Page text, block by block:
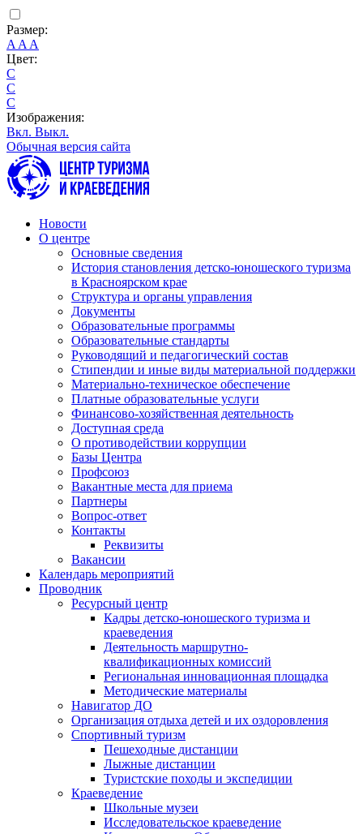
Размер:
A A A
Цвет:
C
C
C
Изображения:
Вкл. Выкл.
Обычная версия сайта
Новости
О центре
Основные сведения
История становления детско-юношеского туризма
в Красноярском крае
Структура и органы управления
Документы
Образовательные программы
Образовательные стандарты
Руководящий и педагогический состав
Стипендии и иные виды материальной поддержки
Материально-техническое обеспечение
Платные образовательные услуги
Финансово-хозяйственная деятельность
Доступная среда
О противодействии коррупции
Базы Центра
Профсоюз
Вакантные места для приема
Партнеры
Вопрос-ответ
Контакты
Реквизиты
Вакансии
Календарь мероприятий
Проводник
Ресурсный центр
Кадры детско-юношеского туризма и
краеведения
Деятельность маршрутно-
квалификационных комиссий
Региональная инновационная площадка
Методические материалы
Навигатор ДО
Организация отдыха детей и их оздоровления
Спортивный туризм
Пешеходные дистанции
Лыжные дистанции
Туристские походы и экспедиции
Краеведение
Школьные музеи
Исследовательское краеведение